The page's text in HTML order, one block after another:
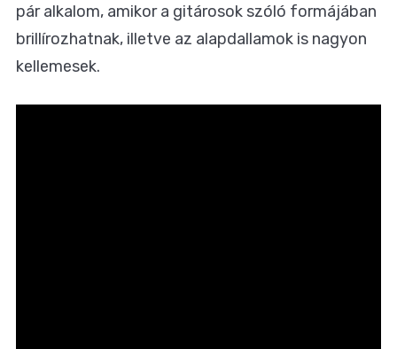
pár alkalom, amikor a gitárosok szóló formájában
brillírozhatnak, illetve az alapdallamok is nagyon
kellemesek.